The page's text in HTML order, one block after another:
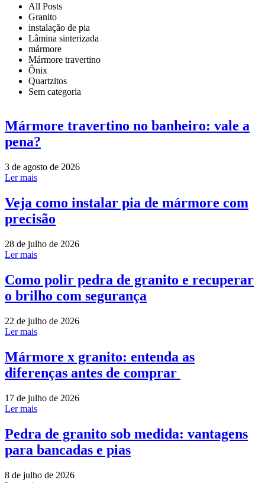
All Posts
Granito
instalação de pia
Lâmina sinterizada
mármore
Mármore travertino
Ônix
Quartzitos
Sem categoria
Mármore travertino no banheiro: vale a
pena?
3 de agosto de 2026
Ler mais
Veja como instalar pia de mármore com
precisão
28 de julho de 2026
Ler mais
Como polir pedra de granito e recuperar
o brilho com segurança
22 de julho de 2026
Ler mais
Mármore x granito: entenda as
diferenças antes de comprar
17 de julho de 2026
Ler mais
Pedra de granito sob medida: vantagens
para bancadas e pias
8 de julho de 2026